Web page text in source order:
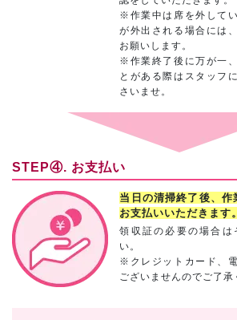
※作業中は席を外して
が外出される場合には
お願いします。
※作業終了後に万が一
とがある際はスタッフ
さいませ。
STEP④. お支払い
当日の清掃終了後、
お支払いいただきます。
領収証の必要の場合は
い。
※クレジットカード、
ございませんのでご了承